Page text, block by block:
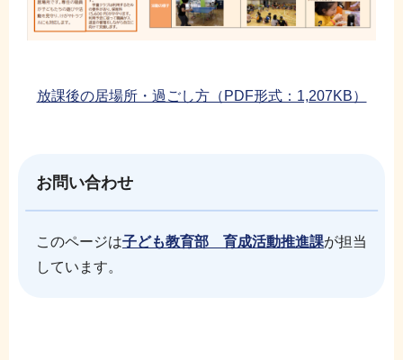
放課後の居場所・過ごし方（PDF形式：1,207KB）
お問い合わせ
このページは子ども教育部 育成活動推進課が担当
しています。